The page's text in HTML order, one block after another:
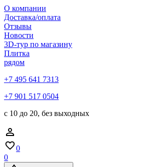
О компании
Доставка/оплата
Отзывы
Новости
3D-тур по магазину
Плитка
рядом
+7 495 641 7313
+7 901 517 0504
с 10 до 20, без выходных
0
0